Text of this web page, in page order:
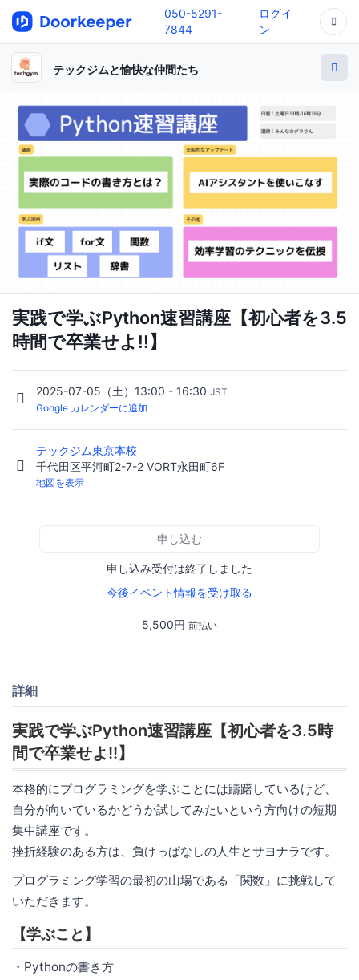
050-5291-
7844
ログイ
ン
テックジムと愉快な仲間たち
実践で学ぶPython速習講座【初心者を3.5
時間で卒業せよ!!】
2025-07-05（土）13:00 - 16:30 JST
Google カレンダーに追加
テックジム東京本校
千代田区平河町2-7-2 VORT永田町6F
地図を表示
申し込む
申し込み受付は終了しました
今後イベント情報を受け取る
5,500円 前払い
詳細
実践で学ぶPython速習講座【初心者を3.5時
間で卒業せよ!!】
本格的にプログラミングを学ぶことには躊躇しているけど、
自分が向いているかどうか試してみたいという方向けの短期
集中講座です。
挫折経験のある方は、負けっぱなしの人生とサヨナラです。
プログラミング学習の最初の山場である「関数」に挑戦して
いただきます。
【学ぶこと】
・Pythonの書き方